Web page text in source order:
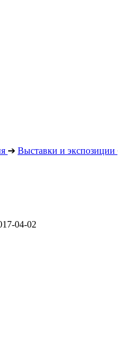
➔ Выставки и экспозиции
04-02